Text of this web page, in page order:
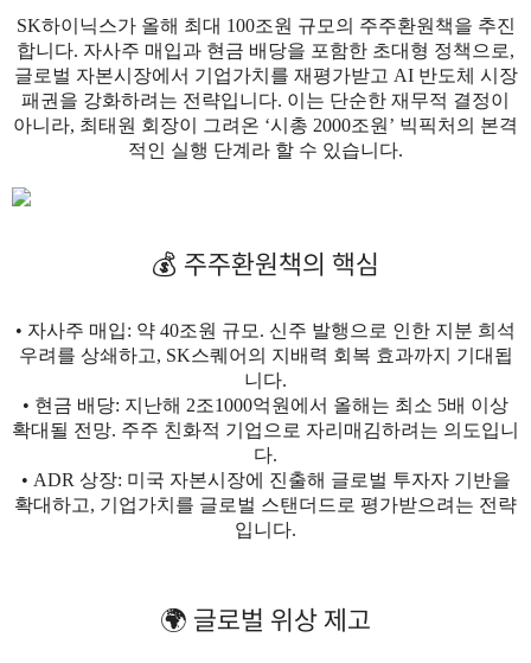
SK하이닉스가 올해 최대 100조원 규모의 주주환원책을 추진
합니다. 자사주 매입과 현금 배당을 포함한 초대형 정책으로,
글로벌 자본시장에서 기업가치를 재평가받고 AI 반도체 시장
패권을 강화하려는 전략입니다. 이는 단순한 재무적 결정이
아니라, 최태원 회장이 그려온 ‘시총 2000조원’ 빅픽처의 본격
적인 실행 단계라 할 수 있습니다.
💰 주주환원책의 핵심
• 자사주 매입: 약 40조원 규모. 신주 발행으로 인한 지분 희석
우려를 상쇄하고, SK스퀘어의 지배력 회복 효과까지 기대됩
니다.
• 현금 배당: 지난해 2조1000억원에서 올해는 최소 5배 이상
확대될 전망. 주주 친화적 기업으로 자리매김하려는 의도입니
다.
• ADR 상장: 미국 자본시장에 진출해 글로벌 투자자 기반을
확대하고, 기업가치를 글로벌 스탠더드로 평가받으려는 전략
입니다.
🌍 글로벌 위상 제고